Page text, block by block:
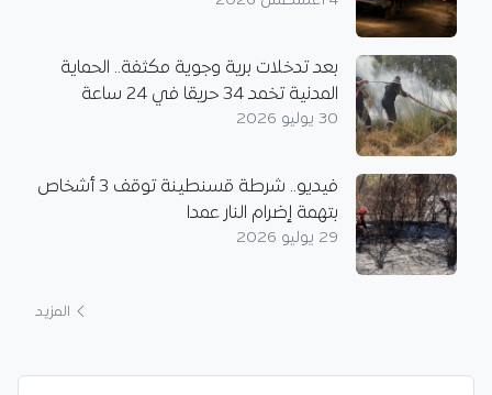
بعد تدخلات برية وجوية مكثفة.. الحماية
المدنية تخمد 34 حريقا في 24 ساعة
30 يوليو 2026
فيديو.. شرطة قسنطينة توقف 3 أشخاص
بتهمة إضرام النار عمدا
29 يوليو 2026
المزيد